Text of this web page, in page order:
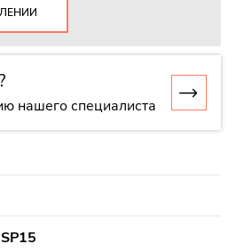
нашего специалиста